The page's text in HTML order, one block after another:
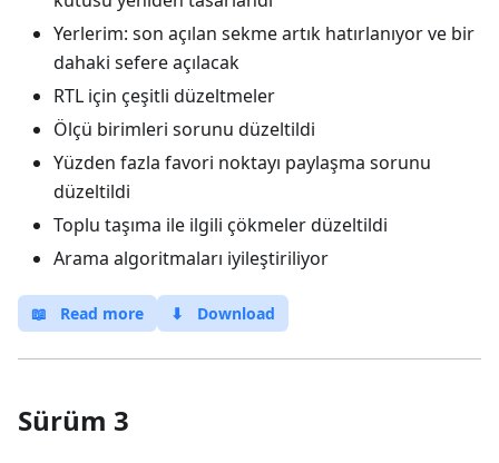
Yerlerim: son açılan sekme artık hatırlanıyor ve bir
dahaki sefere açılacak
RTL için çeşitli düzeltmeler
Ölçü birimleri sorunu düzeltildi
Yüzden fazla favori noktayı paylaşma sorunu
düzeltildi
Toplu taşıma ile ilgili çökmeler düzeltildi
Arama algoritmaları iyileştiriliyor
📖 Read more ⬇ Download
Sürüm 3